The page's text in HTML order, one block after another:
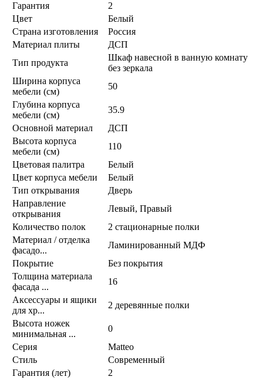
Гарантия
2
Цвет
Белый
Страна изготовления
Россия
Материал плиты
ДСП
Тип продукта
Шкаф навесной в ванную комнату
без зеркала
Ширина корпуса
мебели (см)
50
Глубина корпуса
мебели (см)
35.9
Основной материал
ДСП
Высота корпуса
мебели (см)
110
Цветовая палитра
Белый
Цвет корпуса мебели
Белый
Тип открывания
Дверь
Направление
открывания
Левый, Правый
Количество полок
2 стационарные полки
Материал / отделка
фасадо...
Ламинированный МДФ
Покрытие
Без покрытия
Толщина материала
фасада ...
16
Аксессуары и ящики
для хр...
2 деревянные полки
Высота ножек
минимальная ...
0
Серия
Matteo
Стиль
Современный
Гарантия (лет)
2